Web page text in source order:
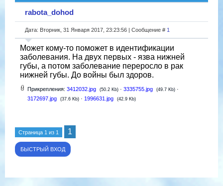
rabota_dohod
Дата: Вторник, 31 Января 2017, 23:23:56 | Сообщение # 1
Может кому-то поможет в идентификации
заболевания. На двух первых - язва нижней
губы, а потом заболевание переросло в рак
нижней губы. До войны был здоров.
Прикрепления: 3412032.jpg (50.2 Kb) · 3335755.jpg (49.7 Kb) ·
3172697.jpg
(37.6 Kb) · 1996631.jpg (42.9 Kb)
Страница 1 из 1 1